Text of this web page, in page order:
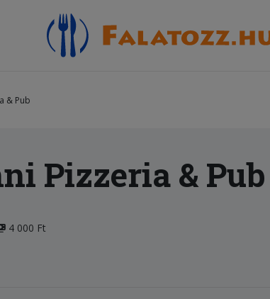
& Pub
Pizzeria & Pub
4 000 Ft